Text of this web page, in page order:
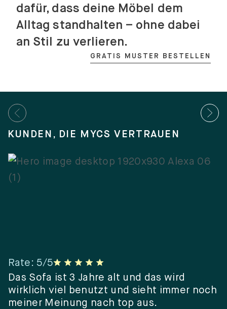
dafür, dass deine Möbel dem
Alltag standhalten – ohne dabei
an Stil zu verlieren.
GRATIS MUSTER BESTELLEN
KUNDEN, DIE MYCS VERTRAUEN
Das Sofa ist 3 Jahre alt und das wird
wirklich viel benutzt und sieht immer noch
meiner Meinung nach top aus.
Rate: 5/5